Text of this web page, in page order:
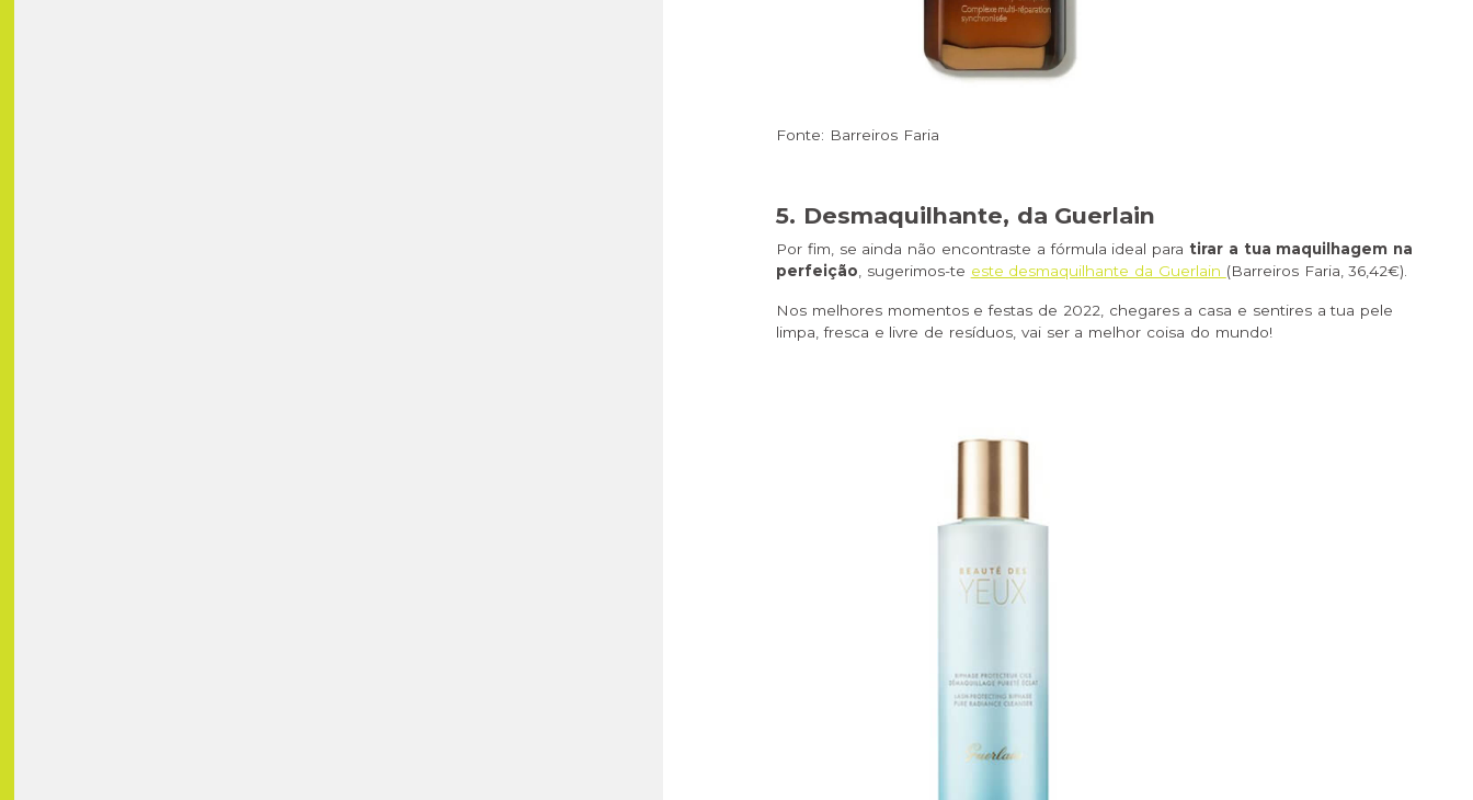
Fonte: Barreiros Faria
5. Desmaquilhante, da Guerlain
Por fim, se ainda não encontraste a fórmula ideal para tirar a tua maquilhagem na
perfeição, sugerimos-te este desmaquilhante da Guerlain (Barreiros Faria, 36,42€).
Nos melhores momentos e festas de 2022, chegares a casa e sentires a tua pele
limpa, fresca e livre de resíduos, vai ser a melhor coisa do mundo!